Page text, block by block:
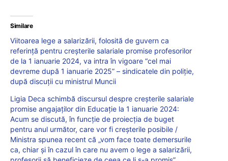
Similare
Viitoarea lege a salarizării, folosită de guvern ca
referință pentru creșterile salariale promise profesorilor
de la 1 ianuarie 2024, va intra în vigoare “cel mai
devreme după 1 ianuarie 2025” – sindicatele din poliție,
după discuții cu ministrul Muncii
Ligia Deca schimbă discursul despre creșterile salariale
promise angajaților din Educație la 1 ianuarie 2024:
Acum se discută, în funcţie de proiecţia de buget
pentru anul următor, care vor fi creşterile posibile /
Ministra spunea recent că „vom face toate demersurile
ca, chiar și în cazul în care nu avem o lege a salarizării,